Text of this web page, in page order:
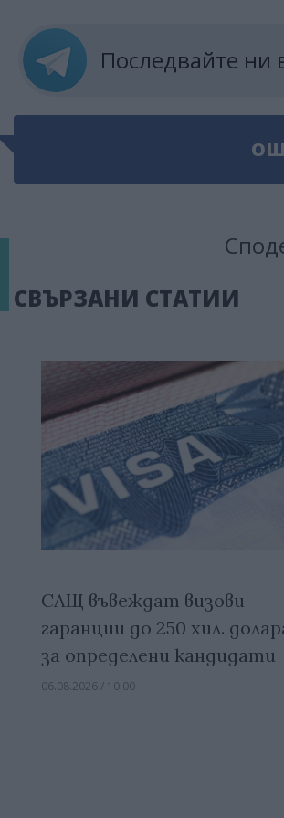
Последвайте ни
СВЪРЗАНИ СТАТИИ
САЩ въвеждат визови
гаранции до 250 хил.
за определени кандидати
06.08.2026 / 10:00